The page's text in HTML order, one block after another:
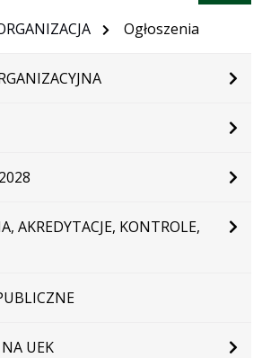
Ogłoszenia
AKREDYTACJE, KONTROLE,
NA UEK